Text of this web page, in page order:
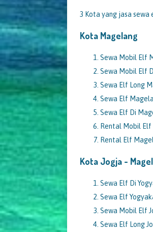
3 Kota yang jasa sewa
Kota Magelang
Sewa Mobil Elf
Sewa Mobil Elf
Sewa Elf Long
Sewa Elf
Sewa Elf Di
Rental Mobil
Rental Elf
Kota Jogja -
Sewa Elf Di
Sewa Elf
Sewa Mobil Elf
Sewa Elf Long